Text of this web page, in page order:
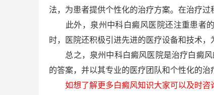
法，为患者提供个性化的治疗方案。在治疗
此外，泉州中科白癜风医院还注重患者的
时，医院还积极引进先进的医疗设备和技术，
总之，泉州中科白癜风医院是治疗白癜风
的答案，并以其专业的医疗团队和个性化的治
如想了解更多白癜风知识大家可以及时咨